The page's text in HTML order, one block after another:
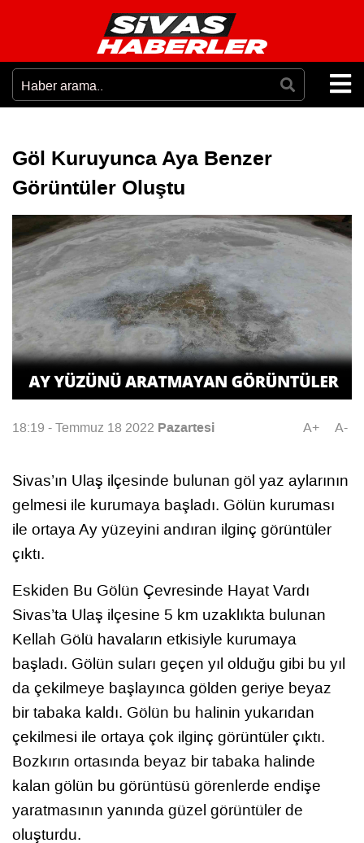
Göl Kuruyunca Aya Benzer
Görüntüler Oluştu
18:19 - Temmuz 18 2022 Pazartesi A+ A-
Sivas’ın Ulaş ilçesinde bulunan göl yaz aylarının
gelmesi ile kurumaya başladı. Gölün kuruması
ile ortaya Ay yüzeyini andıran ilginç görüntüler
çıktı.
Eskiden Bu Gölün Çevresinde Hayat Vardı
Sivas’ta Ulaş ilçesine 5 km uzaklıkta bulunan
Kellah Gölü havaların etkisiyle kurumaya
başladı. Gölün suları geçen yıl olduğu gibi bu yıl
da çekilmeye başlayınca gölden geriye beyaz
bir tabaka kaldı. Gölün bu halinin yukarıdan
çekilmesi ile ortaya çok ilginç görüntüler çıktı.
Bozkırın ortasında beyaz bir tabaka halinde
kalan gölün bu görüntüsü görenlerde endişe
yaratmasının yanında güzel görüntüler de
oluşturdu.